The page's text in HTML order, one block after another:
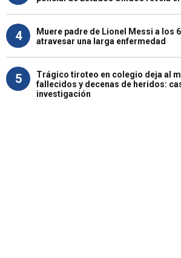
4
Muere padre de Lionel Messi a los
atravesar una larga enfermedad
5
Trágico tiroteo en colegio deja al
fallecidos y decenas de heridos:
investigación